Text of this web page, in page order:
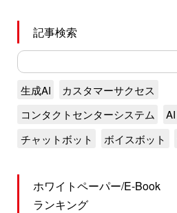
記事検索
生成AI
カスタマーサクセス
コンタクトセンターシステム
AI
チャットボット
ボイスボット
ホワイトペーパー/E-Book
ランキング